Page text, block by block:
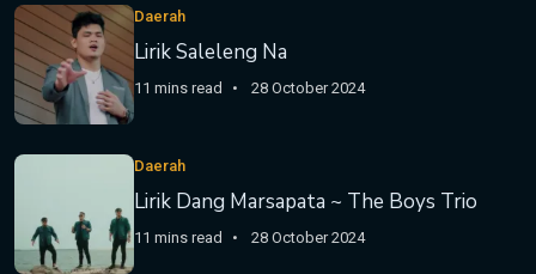
Daerah
Lirik Saleleng Na
11 mins read 28 October 2024
Daerah
Lirik Dang Marsapata ~ The Boys Trio
11 mins read 28 October 2024